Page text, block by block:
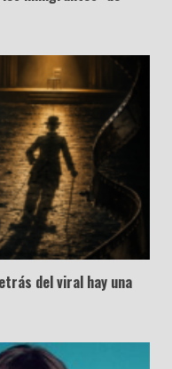
del viral hay una